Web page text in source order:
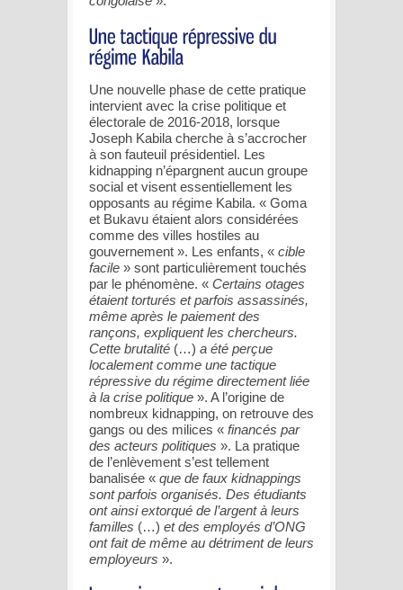
Une nouvelle phase de cette pratique
intervient avec la crise politique et
électorale de 2016-2018, lorsque
Joseph Kabila cherche à s’accrocher
à son fauteuil présidentiel. Les
kidnapping n’épargnent aucun groupe
social et visent essentiellement les
opposants au régime Kabila. « Goma
et Bukavu étaient alors considérées
comme des villes hostiles au
gouvernement ». Les enfants, « cible
facile » sont particulièrement touchés
par le phénomène. « Certains otages
étaient torturés et parfois assassinés,
même après le paiement des
rançons, expliquent les chercheurs.
Cette brutalité (…) a été perçue
localement comme une tactique
répressive du régime directement liée
à la crise politique ». A l’origine de
nombreux kidnapping, on retrouve des
gangs ou des milices « financés par
des acteurs politiques ». La pratique
de l’enlèvement s’est tellement
banalisée « que de faux kidnappings
sont parfois organisés. Des étudiants
ont ainsi extorqué de l’argent à leurs
familles (…) et des employés d’ONG
ont fait de même au détriment de leurs
employeurs ».